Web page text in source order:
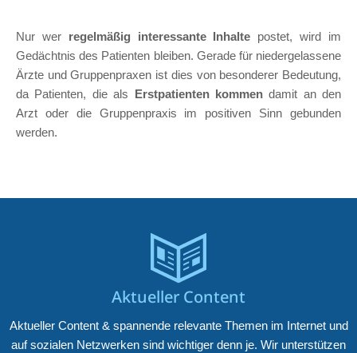
Nur wer regelmäßig interessante Inhalte postet, wird im
Gedächtnis des Patienten bleiben. Gerade für niedergelassene
Ärzte und Gruppenpraxen ist dies von besonderer Bedeutung,
da Patienten, die als Erstpatienten kommendamit an den
Arzt oder die Gruppenpraxis im positiven Sinn gebunden
werden.
Aktueller Content
Aktueller Content & spannende relevante Themen im Internet und
auf sozialen Netzwerken sind wichtiger denn je. Wir unterstützen